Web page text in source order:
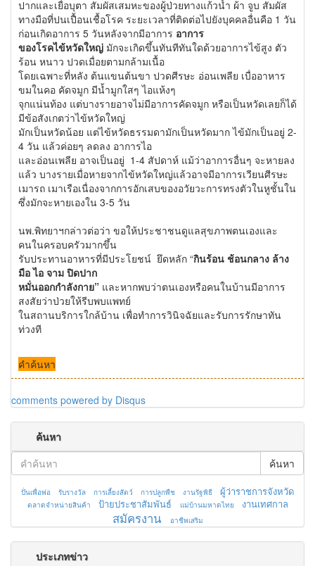
ปากและเยื่อบุตา สัมผัสเสมหะของผู้ป่วยทางแก้วน้ำ ผ้า จูบ สัมผัส
ทางมือที่ปนเปื้อนเชื้อโรค ระยะเวลาที่ติดต่อไปยังบุคคลอื่นคือ 1 วัน
ก่อนเกิดอาการ 5 วันหลังจากมีอาการ อาการ
ของโรคไข้หวัดใหญ่ มักจะเกิดขึ้นทันทีทันใดด้วยอาการไข้สูง ตัว
ร้อน หนาว ปวดเมื่อยตามกล้ามเนื้อ
โดยเฉพาะที่หลัง ต้นแขนต้นขา ปวดศีรษะ อ่อนเพลีย เบื่ออาหาร
ขมในคอ คัดจมูก มีน้ำมูกใสๆ ไอแห้งๆ
จุกแน่นท้อง แต่บางรายอาจไม่มีอาการคัดจมูก หรือเป็นหวัดเลยก็ได้
มีข้อสังเกตว่าไข้หวัดใหญ่
มักเป็นหวัดน้อย แต่ไข้หวัดธรรมดามักเป็นหวัดมาก ไข้มักเป็นอยู่ 2-
4 วัน แล้วค่อยๆ ลดลง อาการไอ
และอ่อนเพลีย อาจเป็นอยู่ 1-4 สัปดาห์ แม้ว่าอาการอื่นๆ จะหายลง
แล้ว บางรายเมื่อหายจากไข้หวัดใหญ่แล้วอาจมีอาการเวียนศีรษะ
เมารถ เมาเรือเนื่องจากการอักเสบของอวัยวะการทรงตัวในหูชั้นใน
ซึ่งมักจะหายเองใน 3-5 วัน
นพ.พิทยาฯกล่าวต่อว่า ขอให้ประชาชนดูแลสุขภาพตนเองและ
คนในครอบครัวมากขึ้น
รับประทานอาหารที่มีประโยชน์ ยึดหลัก “กินร้อน ช้อนกลาง ล้าง
มือ ไอ จาม ปิดปาก
หมั่นออกกําลังกาย” และหากพบว่าตนเองหรือคนในบ้านมีอาการ
สงสัยว่าป่วยให้รีบพบแพทย์
ในสถานบริการใกล้บ้าน เพื่อทําการวินิจฉัยและรับการรักษาทัน
ท่วงที
คำค้นหา
comments powered by Disqus
ค้นหา
ค้นหา
ปั่นเพื่อพ่อ รับรางวัล การเลี้ยงสัตว์ การปลูกพืช งานรัฐพิธี ผู้ว่าราชการจังหวัด
ตลาดจำหน่ายสินค้า ป้ายประชาสัมพันธ์ แม่บ้านมหาดไทย งานเทศกาล
สมัครงาน อาชีพเสริม
ประเภทข่าว